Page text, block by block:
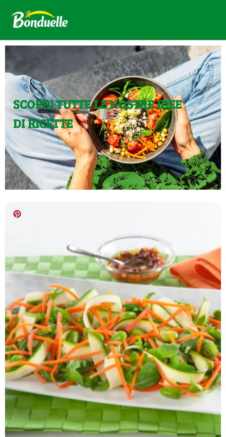
SCOPRI TUTTE LE NOSTRE IDEE
DI RICETTE